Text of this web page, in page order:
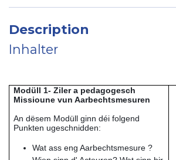
Description
Inhalter
Modüll 1- Ziler a pedagogesch
Missioune vun Aarbechtsmesuren
An dësem Modüll ginn déi folgend
Punkten ugeschnidden:
Wat ass eng Aarbechtsmesure ?